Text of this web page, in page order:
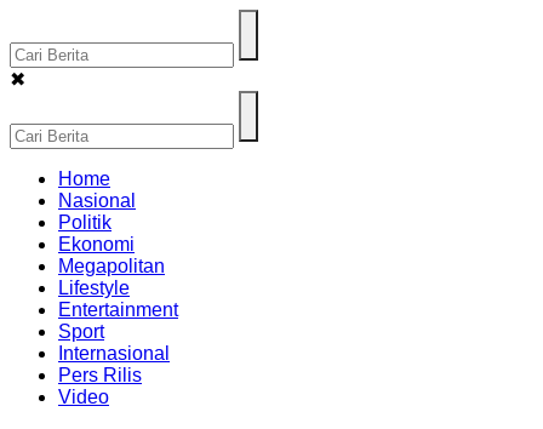
✖
Home
Nasional
Politik
Ekonomi
Megapolitan
Lifestyle
Entertainment
Sport
Internasional
Pers Rilis
Video